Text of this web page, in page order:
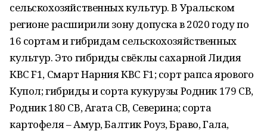
сельскохозяйственных культур. В Уральском
регионе расширили зону допуска в 2020 году по
16 сортам и гибридам сельскохозяйственных
культур. Это гибриды свёклы сахарной Лидия
КВС F1, Смарт Нарния КВС F1; сорт рапса ярового
Купол; гибриды и сорта кукурузы Родник 179 СВ,
Родник 180 СВ, Агата СВ, Северина; сорта
картофеля – Амур, Балтик Роуз, Браво, Гала,